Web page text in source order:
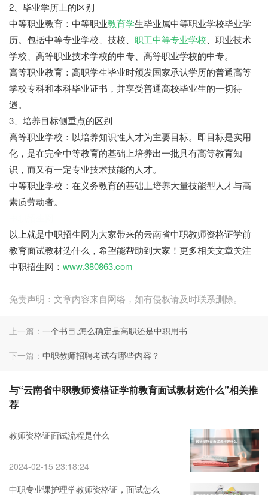
2、毕业学历上的区别
中等职业教育：中等职业教育学生毕业属中等职业学校毕业学
历。包括中等专业学校、技校、 职工中等专业学校、职业技术
学校、高等职业技术学校的中专、高等职业学校的中专。
高等职业教育：高职学生毕业时颁发国家承认学历的普通高等
学校专科和本科毕业证书，并享受普通高校毕业生的一切待
遇。
3、培养目标侧重点的区别
高等职业学校：以培养知识性人才为主要目标。即目标是实用
化，是在完全中等教育的基础上培养出一批具有高等教育知
识，而又有一定专业技术技能的人才。
中等职业学校：在义务教育的基础上培养大量技能型人才与高
素质劳动者。
以上就是中职招生网为大家带来的云南省中职教师资格证学前
教育面试教材选什么，希望能帮助到大家！更多相关文章关注
中职招生网： www.380863.com
免责声明：文章内容来自网络，如有侵权请及时联系删除。
上一篇： 一个书目,怎么确定是高职还是中职用书
下一篇： 中职教师招聘考试有哪些内容？
与“云南省中职教师资格证学前教育面试教材选什么”相关推
荐
教师资格证面试流程是什么
2024-02-15 23:18:24
中职专业课护理学教师资格证，面试怎么